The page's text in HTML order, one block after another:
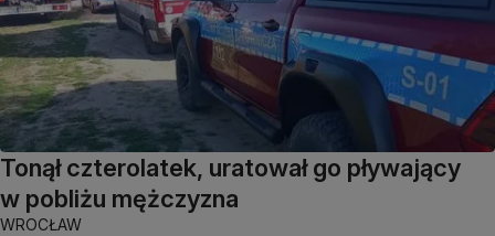
Tonął czterolatek, uratował go pływający
w pobliżu mężczyzna
WROCŁAW